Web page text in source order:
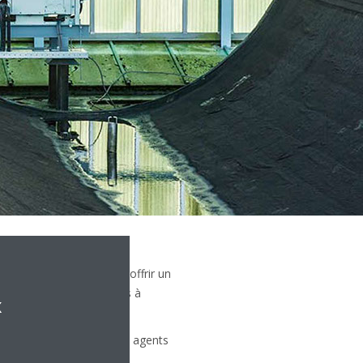
disposition pour vous offrir un
tous les installateurs à
avec l’un de nos agents